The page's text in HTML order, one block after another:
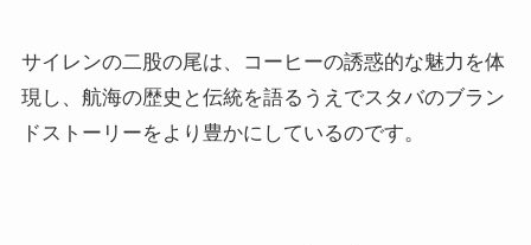
サイレンの二股の尾は、コーヒーの誘惑的な魅力を体
現し、航海の歴史と伝統を語るうえでスタバのブラン
ドストーリーをより豊かにしているのです。